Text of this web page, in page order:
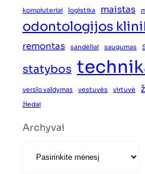
kompiuteriai logistika maistas
odontologijos
remontas sandėliai saugumas
statybos
verslo valdymas vestuvės virtuvė
žiedai
Archyvai